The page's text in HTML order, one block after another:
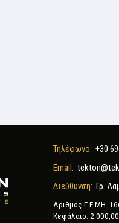
Τηλέφωνο: +30
Email:
Διεύθυνση: Γρ.
Αριθμός Γ.Ε.ΜΗ.
Κεφάλαιο: